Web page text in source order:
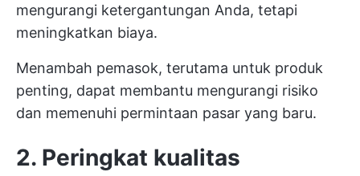
mengurangi ketergantungan Anda, tetapi
meningkatkan biaya.
Menambah pemasok, terutama untuk produk
penting, dapat membantu mengurangi risiko
dan memenuhi permintaan pasar yang baru.
2. Peringkat kualitas